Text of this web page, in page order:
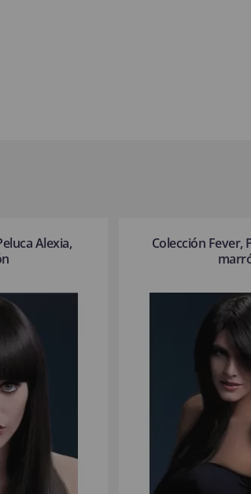
Alexia,
Colección Fever,